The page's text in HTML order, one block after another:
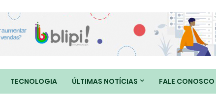
TECNOLOGIA ÚLTIMAS NOTÍCIAS FALE CONOSCO